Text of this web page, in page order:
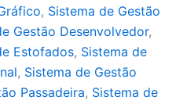
, Sistema de Gestão
Gestão Desenvolvedor,
Estofados, Sistema de
, Sistema de Gestão
Passadeira, Sistema de